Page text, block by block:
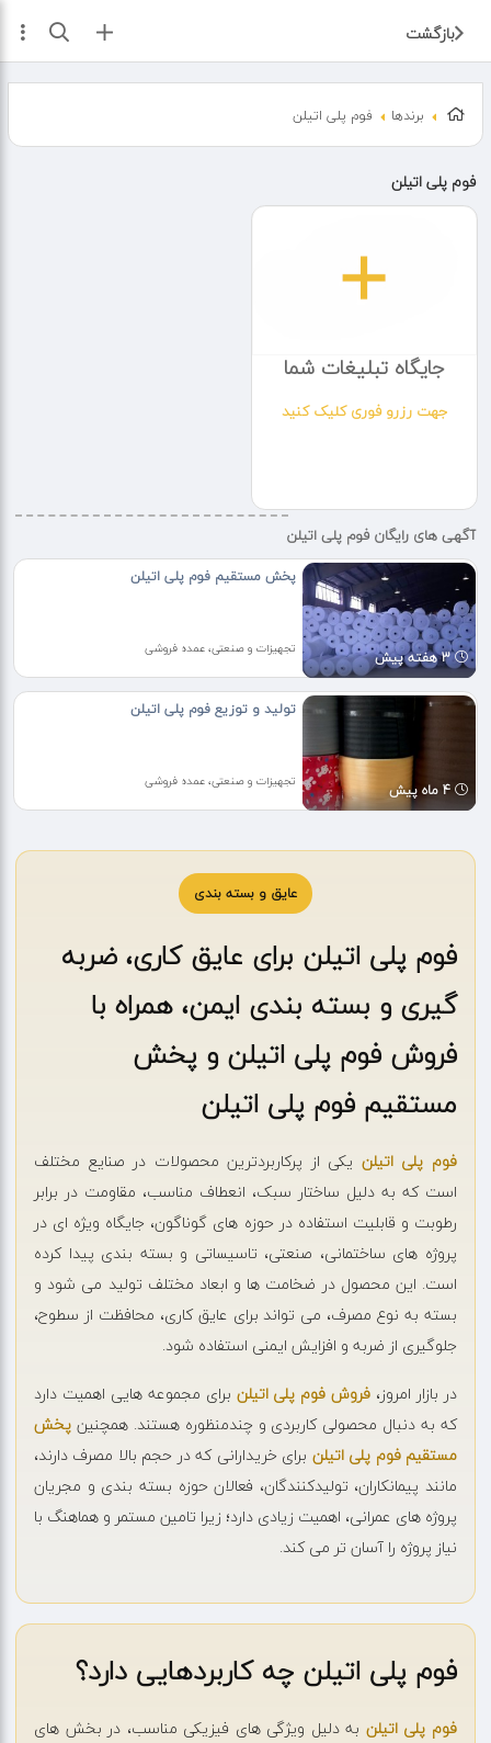
بازگشت ثبت آگهی
برندها فوم پلی اتیلن
فوم پلی اتیلن
جایگاه تبلیغات شما
جهت رزرو فوری کلیک کنید
آگهی های رایگان فوم پلی اتیلن
3 هفته پیش
پخش مستقیم فوم پلی اتیلن
تجهیزات و صنعتی، عمده فروشی
4 ماه پیش
تولید و توزیع فوم پلی اتیلن
تجهیزات و صنعتی، عمده فروشی
عایق و بسته بندی
فوم پلی اتیلن برای عایق کاری، ضربه
گیری و بسته بندی ایمن، همراه با
فروش فوم پلی اتیلن و پخش
مستقیم فوم پلی اتیلن
فوم پلی اتیلن یکی از پرکاربردترین محصولات در صنایع مختلف
است که به دلیل ساختار سبک، انعطاف مناسب، مقاومت در برابر
رطوبت و قابلیت استفاده در حوزه های گوناگون، جایگاه ویژه ای در
پروژه های ساختمانی، صنعتی، تاسیساتی و بسته بندی پیدا کرده
است. این محصول در ضخامت ها و ابعاد مختلف تولید می شود و
بسته به نوع مصرف، می تواند برای عایق کاری، محافظت از سطوح،
جلوگیری از ضربه و افزایش ایمنی استفاده شود.
در بازار امروز، فروش فوم پلی اتیلن برای مجموعه هایی اهمیت دارد
که به دنبال محصولی کاربردی و چندمنظوره هستند. همچنین پخش
مستقیم فوم پلی اتیلن برای خریدارانی که در حجم بالا مصرف دارند،
مانند پیمانکاران، تولیدکنندگان، فعالان حوزه بسته بندی و مجریان
پروژه های عمرانی، اهمیت زیادی دارد؛ زیرا تامین مستمر و هماهنگ با
نیاز پروژه را آسان تر می کند.
فوم پلی اتیلن چه کاربردهایی دارد؟
فوم پلی اتیلن به دلیل ویژگی های فیزیکی مناسب، در بخش های